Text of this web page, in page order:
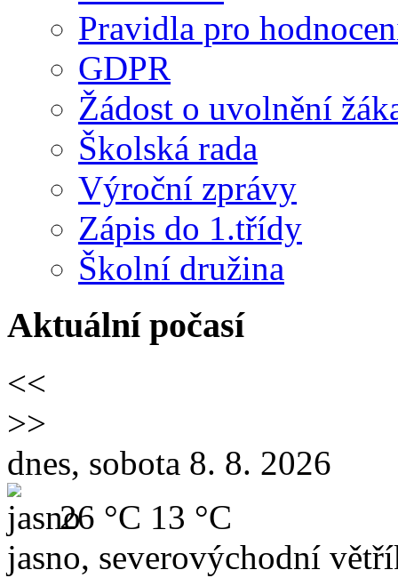
Pravidla pro
GDPR
Žádost o uvolnění
Školská rada
Výroční zprávy
Zápis do 1.třídy
Školní družina
Aktuální počasí
<<
>>
dnes, sobota 8. 8. 2026
26 °C 13 °C
jasno, severovýchodní